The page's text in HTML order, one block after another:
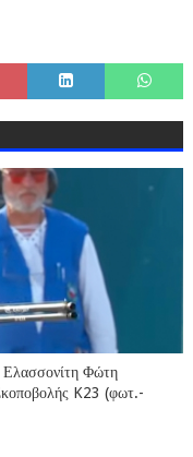
Ελασσονίτη Φώτη
K23 (φωτ.-